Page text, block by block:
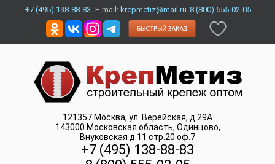
+7 (495) 138-88-83 E-mail: krepmetiz@mail.ru 8 (800) 555-02-05
121357 Москва, ул. Верейская, д.29А
143000 Московская область, Одинцово,
Внуковская д.11 стр.20 оф.7
+7 (495) 138-88-83